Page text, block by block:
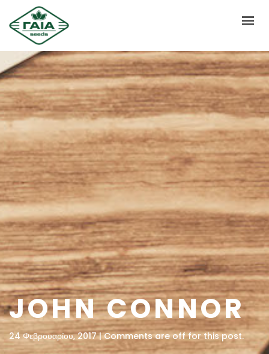
ΑΡΧΙΚΗ
ΣΧΕΤΙΚΑ ΜΕ ΕΜΑΣ
ΠΡΟΙΟΝΤΑ
ΕΠΙΚΟΙΝΩΝΙΑ
ΝΕΑ
JOHN CONNOR
24 Φεβρουαρίου, 2017 | Comments are off for this post.